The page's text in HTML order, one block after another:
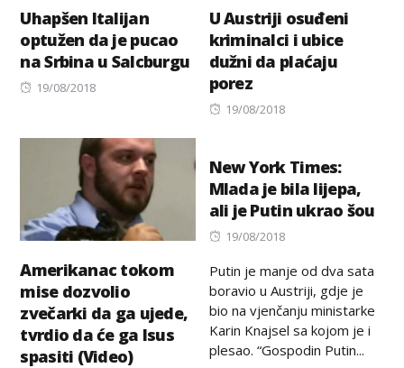
Uhapšen Italijan
optužen da je pucao
na Srbina u Salcburgu
Posted
19/08/2018
U Austriji osuđeni
kriminalci i ubice
dužni da plaćaju
porez
Posted
19/08/2018
Amerikanac tokom
mise dozvolio
zvečarki da ga ujede,
tvrdio da će ga Isus
spasiti (Video)
New York Times:
Mlada je bila lijepa,
ali je Putin ukrao šou
Posted
19/08/2018
Putin je manje od dva sata
boravio u Austriji, gdje je
bio na vjenčanju ministarke
Karin Knajsel sa kojom je i
plesao. “Gospodin Putin...